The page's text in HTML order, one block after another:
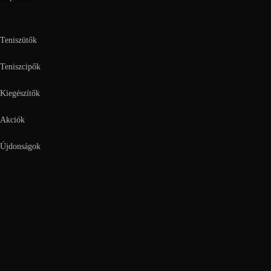
Teniszütők
Teniszcipők
Kiegészítők
Akciók
Újdonságok